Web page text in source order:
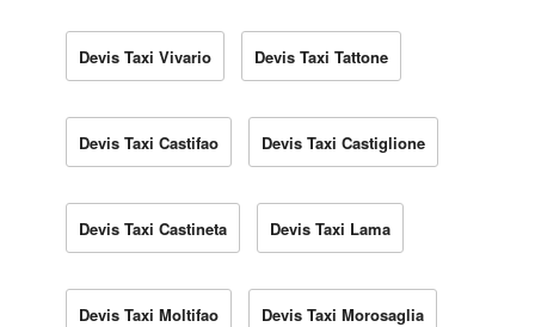
Devis Taxi Vivario Devis Taxi Tattone
Devis Taxi Castifao Devis Taxi Castiglione
Devis Taxi Castineta Devis Taxi Lama
Devis Taxi Moltifao Devis Taxi Morosaglia